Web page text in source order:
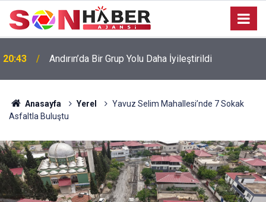
20:43 Andırın’da Bir Grup Yolu Daha İyileştirildi
Anasayfa Yerel
Yavuz Selim Mahallesi’nde 7 Sokak
Asfaltla Buluştu